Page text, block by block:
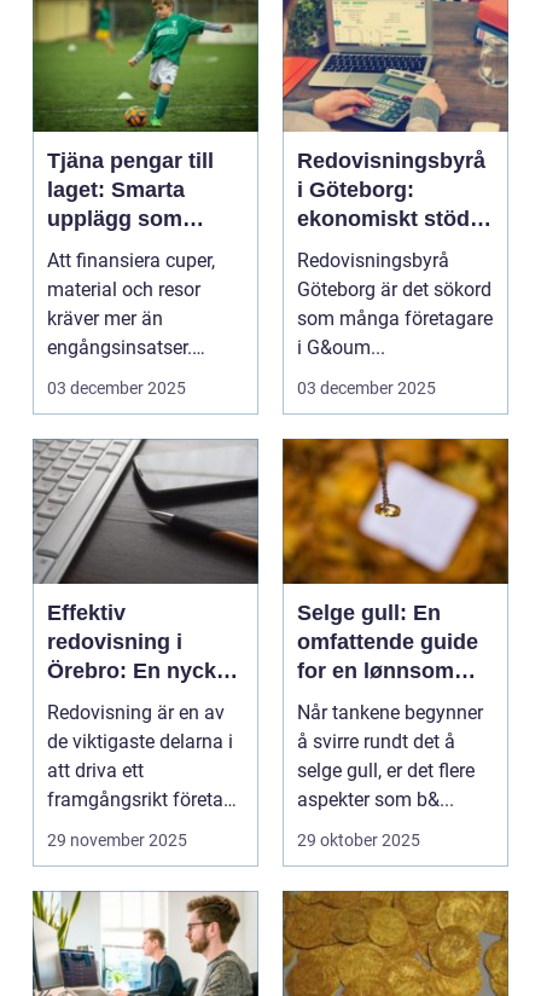
Tjäna pengar till
laget: Smarta
upplägg som
håller i längden
Att finansiera cuper,
material och resor
kräver mer än
engångsinsatser.
Många ...
03 december 2025
Redovisningsbyrå
i Göteborg:
ekonomiskt stöd
för ditt företag
Redovisningsbyrå
Göteborg är det sökord
som många företagare
i G&oum...
03 december 2025
Effektiv
redovisning i
Örebro: En nyckel
till framgång
Redovisning är en av
de viktigaste delarna i
att driva ett
framgångsrikt företag.
I ...
29 november 2025
Selge gull: En
omfattende guide
for en lønnsom
transaksjon
Når tankene begynner
å svirre rundt det å
selge gull, er det flere
aspekter som b&...
29 oktober 2025